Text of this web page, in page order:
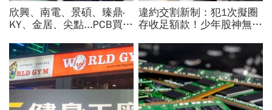
欣興、南電、景碩、臻鼎-
KY、金居、尖點...PCB買誰
11月末升段首選，V轉反彈
最快
違約交割新制：犯1次擬圈
存收足額款！少年股神無本
違約交割後果「想貸款都
難」